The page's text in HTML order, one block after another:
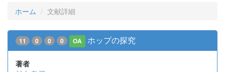
ホーム 文献詳細
11 0 0 0 OA ホップの探究
著者